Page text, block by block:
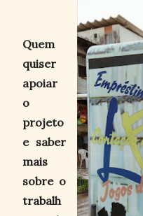
Quem
quiser
apoiar
o
projeto
e saber
mais
sobre o
trabalh